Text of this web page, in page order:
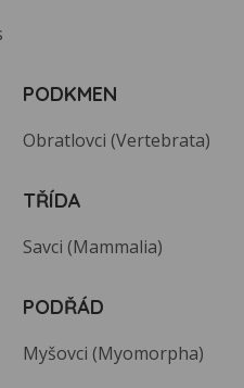
PODKMEN
Obratlovci (Vertebrata)
TŘÍDA
Savci (Mammalia)
PODŘÁD
Myšovci (Myomorpha)